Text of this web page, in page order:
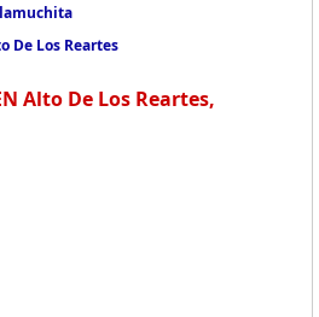
De Los Reartes
Alto De Los Reartes,